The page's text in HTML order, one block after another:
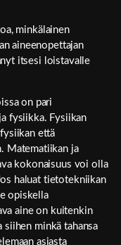
minkälainen
aineenopettajan
itsesi loistavalle
on pari
fysiikka. Fysiikan
että
Matematiikan ja
kokonaisuus voi olla
haluat tietotekniikan
opiskella
aine on kuitenkin
minkä tahansa
asiasta